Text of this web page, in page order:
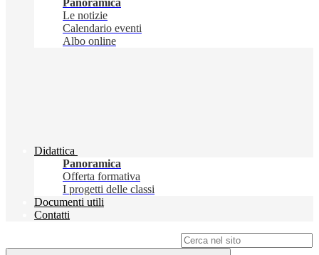
Panoramica
Le notizie
Calendario eventi
Albo online
Didattica
Panoramica
Offerta formativa
I progetti delle classi
Documenti utili
Contatti